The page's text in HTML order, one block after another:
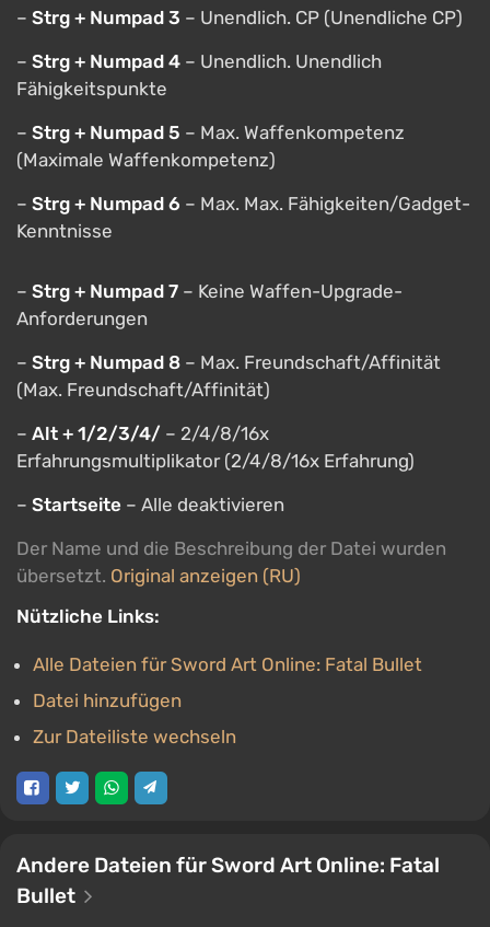
– Strg + Numpad 3 – Unendlich. CP (Unendliche CP)
– Strg + Numpad 4 – Unendlich. Unendlich
Fähigkeitspunkte
– Strg + Numpad 5 – Max. Waffenkompetenz
(Maximale Waffenkompetenz)
– Strg + Numpad 6 – Max. Max. Fähigkeiten/Gadget-
Kenntnisse
– Strg + Numpad 7 – Keine Waffen-Upgrade-
Anforderungen
– Strg + Numpad 8 – Max. Freundschaft/Affinität
(Max. Freundschaft/Affinität)
– Alt + 1/2/3/4/ – 2/4/8/16x
Erfahrungsmultiplikator (2/4/8/16x Erfahrung)
– Startseite – Alle deaktivieren
Der Name und die Beschreibung der Datei wurden
übersetzt. Original anzeigen (RU)
Nützliche Links:
Alle Dateien für Sword Art Online: Fatal Bullet
Datei hinzufügen
Zur Dateiliste wechseln
Andere Dateien für Sword Art Online: Fatal
Bullet